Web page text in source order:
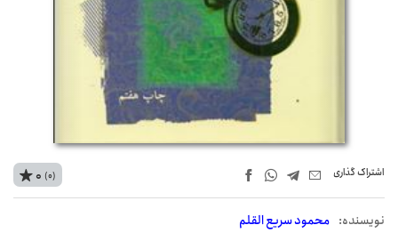
اشتراک‌ گذاری
نويسنده: محمود سریع القلم
0 (0)